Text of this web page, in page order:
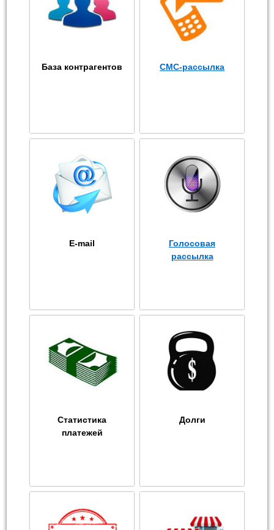
База контрагентов СМС-рассылка
E-mail
Голосовая
рассылка
Статистика
платежей
Долги